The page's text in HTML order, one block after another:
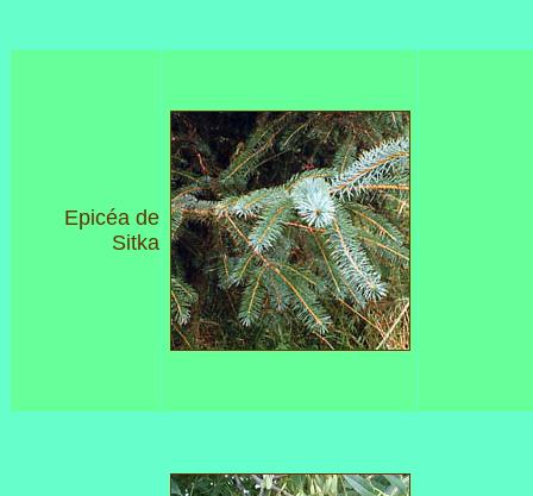
Epicéa de
Sitka